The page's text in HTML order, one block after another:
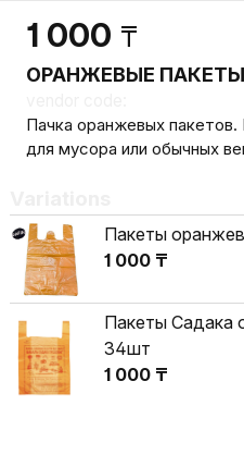
1 000 ₸
ОРАНЖЕВЫЕ ПАКЕТЫ
Пачка оранжевых
для мусора или обычных
Пакеты
1 000 ₸
Пакеты Садака
34шт
1 000 ₸